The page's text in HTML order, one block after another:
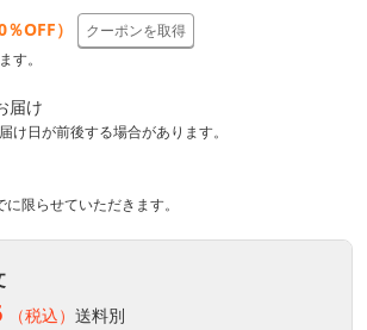
OFF）
クーポンを取得
す。
届け
け日が前後する場合があります。
に限らせていただきます。
（税込） 送料別